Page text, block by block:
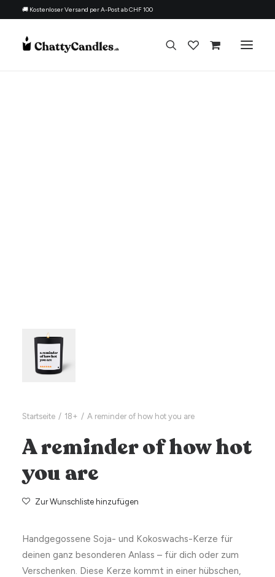
🚚 Kostenloser Versand per A-Post ab CHF 100
Startseite 18+ A reminder of how hot you are
A reminder of how hot
you are
Zur Wunschliste hinzufügen
Handgegossene Soja- und Kokoswachs-Kerze für
deinen ganz besonderen Anlass – für dich oder zum
Verschenken. Diese Kerze kommt in einer hübschen,